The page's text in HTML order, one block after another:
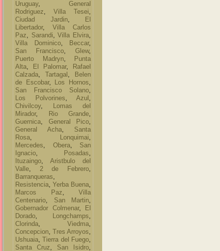
Uruguay, General
Rodriguez, Villa Tesei,
Ciudad Jardin,
El
Libertador, Villa Carlos
Paz, Sarandi,Villa Elvira,
Villa Dominico, Beccar,
San Francisco, Glew,
Puerto Madryn,
Punta
Alta, El Palomar,
Rafael
Calzada, Tartagal ,
Belen
de Escobar, Los Hornos,
San Francisco Solano,
Los Polvorines, Azul ,
Chivilcoy,
Lomas del
Mirador, Rio Grande,
Guernica, General Pico,
General Acha, Santa
Rosa, Lonquimai,
Mercedes, Obera, San
Ignacio, Posadas,
Ituzaingo, Aristbulo del
Valle, 2 de Febrero,
Barranqueras,
Resistencia, Yerba Buena,
Marcos Paz, Villa
Centenario, San Martin,
Gobernador Colmenar,
El
Dorado, Longchamps,
Clorinda, Viedma,
Concepcion, Tres Arroyos,
Ushuaia,Tierra del Fuego,
Santa Cruz, San Isidro,